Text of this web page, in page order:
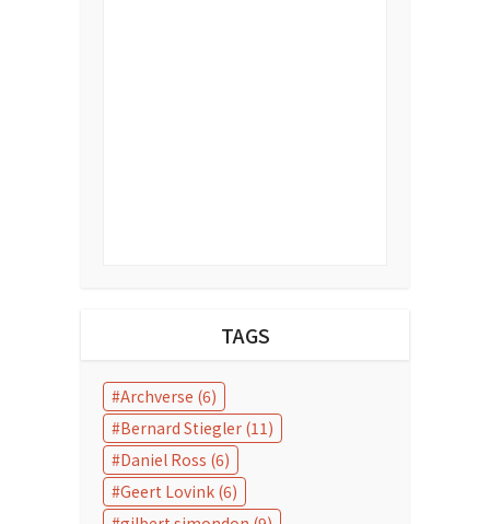
TAGS
Archverse (6)
Bernard Stiegler (11)
Daniel Ross (6)
Geert Lovink (6)